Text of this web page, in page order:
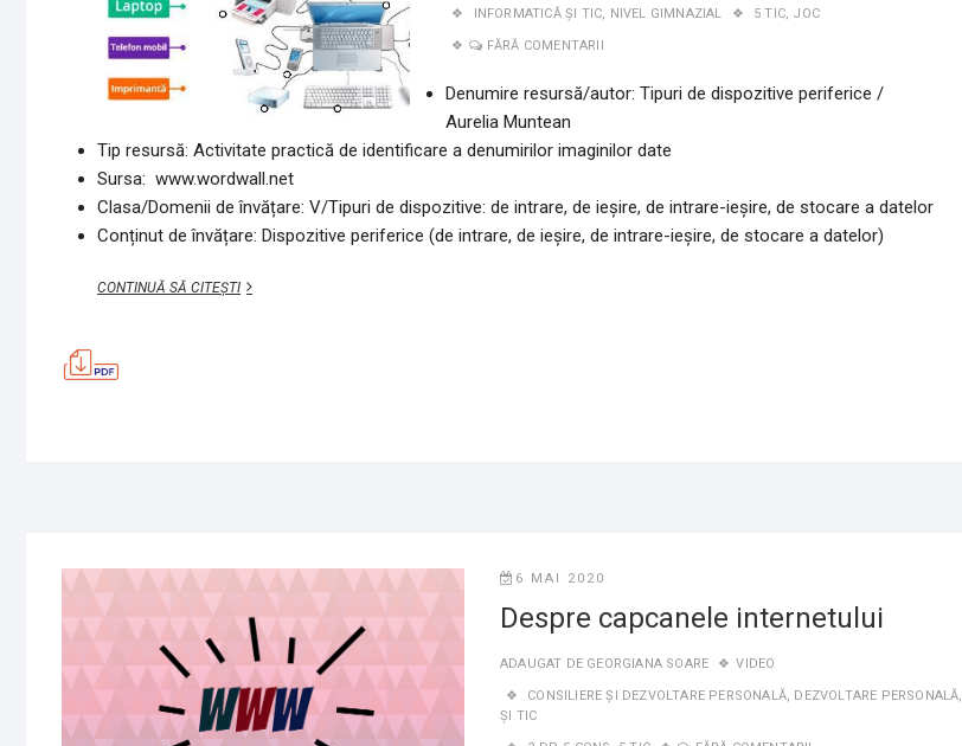
INFORMATICĂ ȘI TIC, NIVEL GIMNAZIAL 5 TIC, JOC
FĂRĂ COMENTARII
Denumire resursă/autor:Tipuri de dispozitive periferice /
Aurelia Muntean
Tip resursă: Activitate practică de identificare a denumirilor imaginilor date
Sursa: www.wordwall.net
Clasa/Domenii de învățare: V/Tipuri de dispozitive: de intrare, de ieșire, de intrare-ieșire, de stocare a datelor
Conținut de învățare: Dispozitive periferice (de intrare, de ieșire, de intrare-ieșire, de stocare a datelor)
CONTINUĂ SĂ CITEȘTITIPURI
6 MAI 2020
Despre capcanele internetului
ADAUGAT DE GEORGIANA SOARE VIDEO
CONSILIERE ȘI DEZVOLTARE PERSONALĂ, DEZVOLTARE PERSONALĂ,
ȘI TIC